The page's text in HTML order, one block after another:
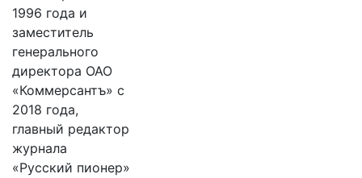
1996 года и
заместитель
генерального
директора ОАО
«Коммерсантъ» с
2018 года,
главный редактор
журнала
«Русский пионер»